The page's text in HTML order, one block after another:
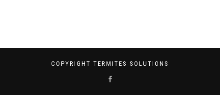
COPYRIGHT TERMITES SOLUTIONS